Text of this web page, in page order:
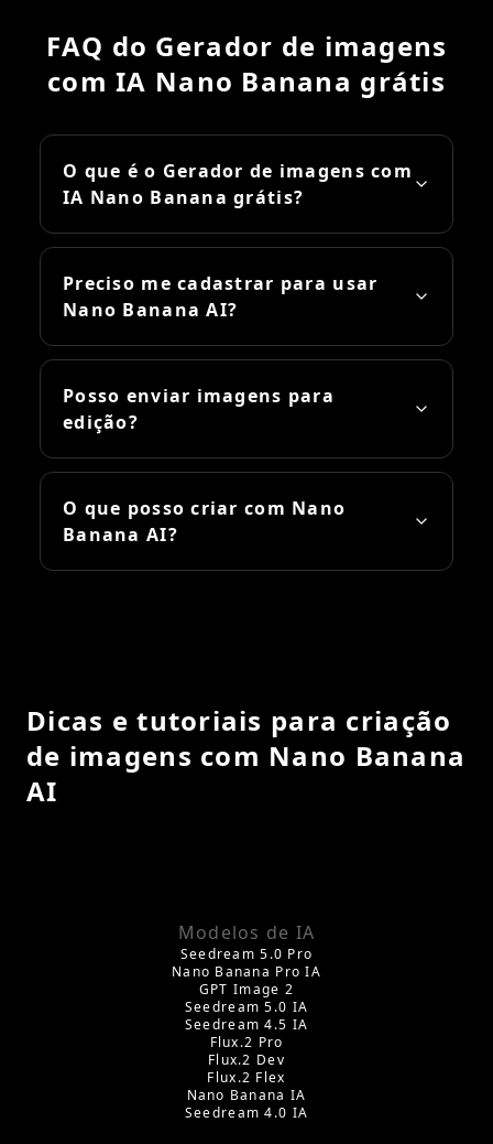
FAQ do Gerador de imagens
com IA Nano Banana grátis
O que é o Gerador de imagens com
IA Nano Banana grátis?
Preciso me cadastrar para usar
Nano Banana AI?
Posso enviar imagens para
edição?
O que posso criar com Nano
Banana AI?
Dicas e tutoriais para criação
de imagens com Nano Banana
AI
Modelos de IA
Seedream 5.0 Pro
Nano Banana Pro IA
GPT Image 2
Seedream 5.0 IA
Seedream 4.5 IA
Flux.2 Pro
Flux.2 Dev
Flux.2 Flex
Nano Banana IA
Seedream 4.0 IA